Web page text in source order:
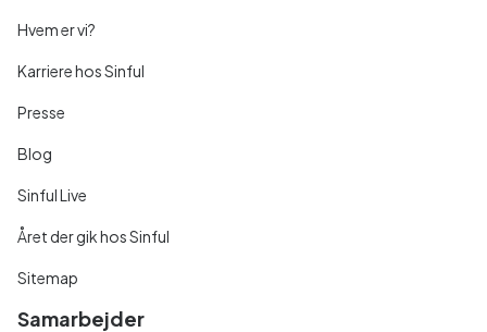
Hvem er vi?
Karriere hos Sinful
Presse
Blog
Sinful Live
Året der gik hos Sinful
Sitemap
Samarbejder